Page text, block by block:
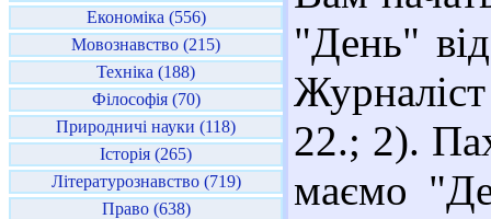
Економіка (556)
Мовознавство (215)
Техніка (188)
Філософія (70)
Природничі науки (118)
Історія (265)
Літературознавство (719)
Право (638)
"День"
22.; 2).
маємо